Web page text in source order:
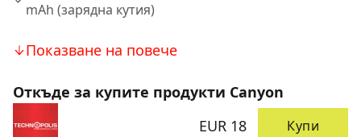
mAh (зарядна кутия)
Показване на повече
Откъде за купите продукти Canyon
EUR 18
Купи